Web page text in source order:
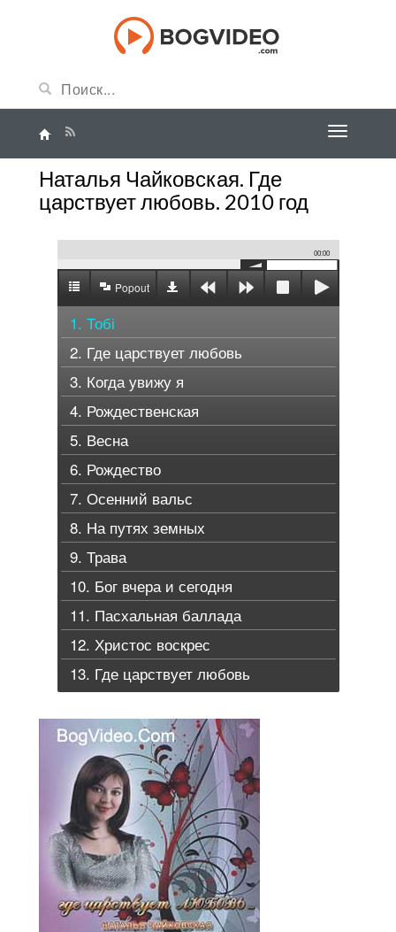
Наталья Чайковская. Где
царствует любовь. 2010 год
00:00
Popout
1. Тобі
2. Где царствует любовь
3. Когда увижу я
4. Рождественская
5. Весна
6. Рождество
7. Осенний вальс
8. На путях земных
9. Трава
10. Бог вчера и сегодня
11. Пасхальная баллада
12. Христос воскрес
13. Где царствует любовь